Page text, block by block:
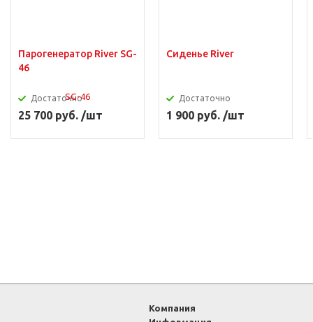
Парогенератор River SG-
46
Достаточно
25 700 руб. /шт
Сиденье River
Достаточно
1 900 руб. /шт
Компания